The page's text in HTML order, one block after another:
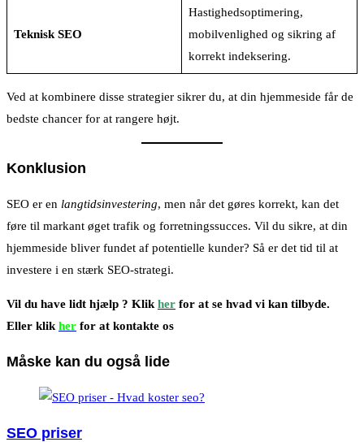
Teknisk SEO
Hastighedsoptimering,
mobilvenlighed og sikring af
korrekt indeksering.
Ved at kombinere disse strategier sikrer du, at din hjemmeside får de
bedste chancer for at rangere højt.
Konklusion
SEO er en langtidsinvestering, men når det gøres korrekt, kan det
føre til markant øget trafik og forretningssucces. Vil du sikre, at din
hjemmeside bliver fundet af potentielle kunder? Så er det tid til at
investere i en stærk SEO-strategi.
Vil du have lidt hjælp ? Klik her for at se hvad vi kan tilbyde.
Eller klik her for at kontakte os
Måske kan du også lide
SEO priser